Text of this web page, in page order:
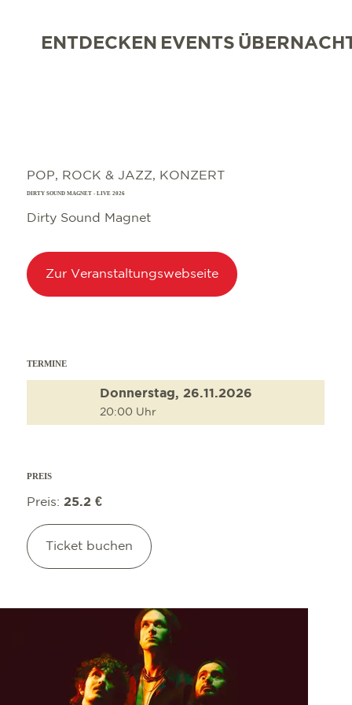
ENTDECKEN EVENTS
POP, ROCK & JAZZ, KONZERT
DIRTY SOUND MAGNET - LIVE 2026
Dirty Sound Magnet
Zur Veranstaltungswebseite
TERMINE
Donnerstag, 26.11.2026
20:00 Uhr
PREIS
Preis: 25.2 €
Ticket buchen